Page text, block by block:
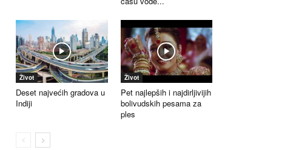
Život
Deset najvećih gradova u
Indiji
Život
Pet najlepših i najdirljivijih
bolivudskih pesama za
ples